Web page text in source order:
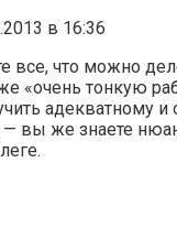
в 16:36
все, что можно
«очень тонкую
адекватному и
— вы же знаете